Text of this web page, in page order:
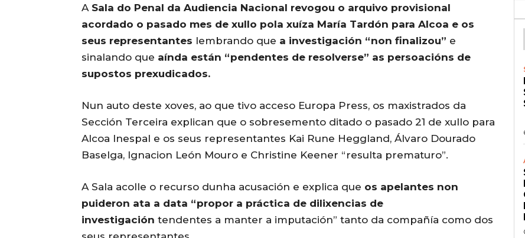
A Sala do Penal da Audiencia Nacional revogou o arquivo provisional
acordado o pasado mes de xullo pola xuíza María Tardón para Alcoa e os
seus representantes lembrando que a investigación “non finalizou” e
sinalando que aínda están “pendentes de resolverse” as persoacións de
supostos prexudicados.
Nun auto deste xoves, ao que tivo acceso Europa Press, os maxistrados da
Sección Terceira explican que o sobresemento ditado o pasado 21 de xullo para
Alcoa Inespal e os seus representantes Kai Rune Heggland, Álvaro Dourado
Baselga, Ignacion León Mouro e Christine Keener “resulta prematuro”.
A Sala acolle o recurso dunha acusación e explica que os apelantes non
puideron ata a data “propor a práctica de dilixencias de
investigación tendentes a manter a imputación” tanto da compañía como dos